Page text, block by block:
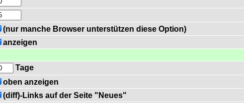
(nur manche Browser unterstützen diese Option)
anzeigen
Tage
oben anzeigen
(diff)-Links auf der Seite "Neues"